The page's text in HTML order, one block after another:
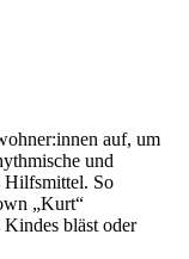
auf, um
und
Hilfsmittel. So
„Kurt“
Kindes bläst oder